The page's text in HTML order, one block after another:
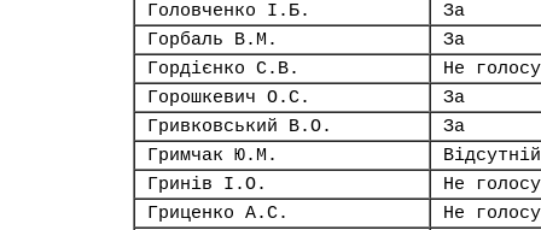
Головченко І.Б.
За
Горбаль В.М.
За
Гордієнко С.В.
Не
Горошкевич О.С.
За
Гривковський В.О.
За
Гримчак Ю.М.
Відсутній
Гринів І.О.
Не
Гриценко А.С.
Не